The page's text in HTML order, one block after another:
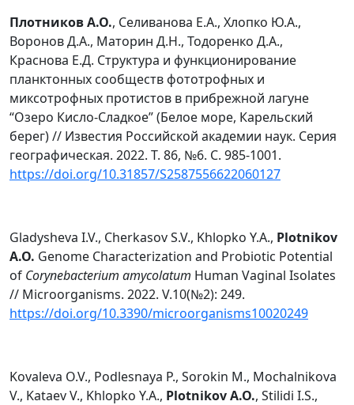
Плотников А.О., Селиванова Е.А., Хлопко Ю.А.,
Воронов Д.А., Маторин Д.Н., Тодоренко Д.А.,
Краснова Е.Д. Структура и функционирование
планктонных сообществ фототрофных и
миксотрофных протистов в прибрежной лагуне
“Озеро Кисло-Сладкое” (Белое море, Карельский
берег) // Известия Российской академии наук. Серия
географическая. 2022. Т. 86, №6. С. 985-1001.
https://doi.org/10.31857/S2587556622060127
Gladysheva I.V., Cherkasov S.V., Khlopko Y.A., Plotnikov
A.O. Genome Characterization and Probiotic Potential
of Corynebacterium amycolatum Human Vaginal Isolates
// Microorganisms. 2022. V.10(№2): 249.
https://doi.org/10.3390/microorganisms10020249
Kovaleva O.V., Podlesnaya P., Sorokin M., Mochalnikova
V., Kataev V., Khlopko Y.A., Plotnikov A.O., Stilidi I.S.,